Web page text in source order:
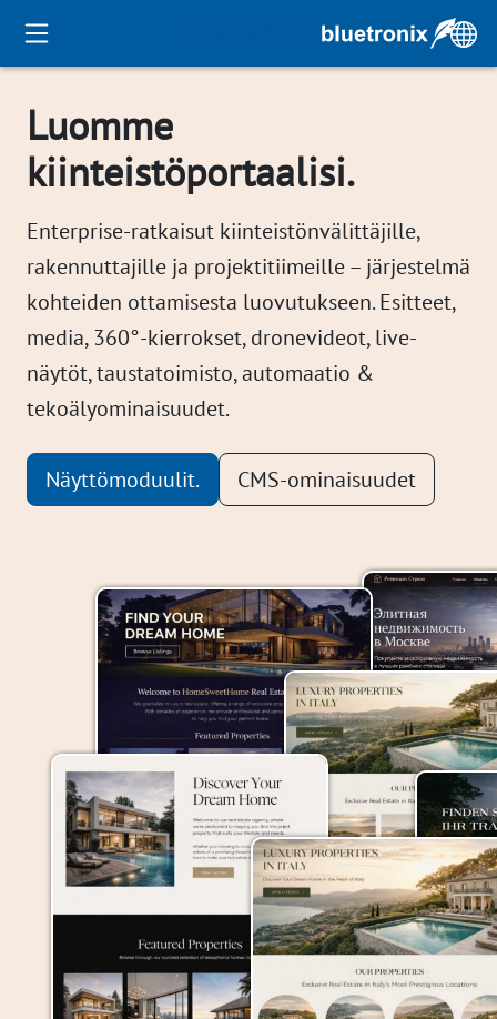
Luomme
kiinteistöportaalisi.
Enterprise-ratkaisut kiinteistönvälittäjille,
rakennuttajille ja projektitiimeille – järjestelmä
kohteiden ottamisesta luovutukseen. Esitteet,
media, 360°-kierrokset, dronevideot, live-
näytöt, taustatoimisto, automaatio &
tekoälyominaisuudet.
Näyttömoduulit. CMS-ominaisuudet